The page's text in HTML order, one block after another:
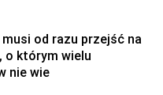
od razu przejść na
o którym wielu
nie wie